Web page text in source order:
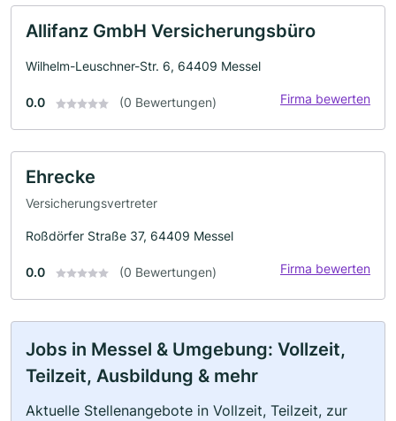
Allifanz GmbH Versicherungsbüro
Wilhelm-Leuschner-Str. 6, 64409 Messel
0.0 (0 Bewertungen) Firma bewerten
Ehrecke
Versicherungsvertreter
Roßdörfer Straße 37, 64409 Messel
0.0 (0 Bewertungen) Firma bewerten
Jobs in Messel & Umgebung: Vollzeit,
Teilzeit, Ausbildung & mehr
Aktuelle Stellenangebote in Vollzeit, Teilzeit, zur